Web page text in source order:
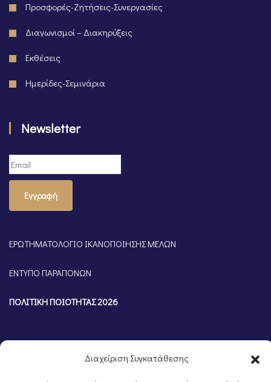
Διαχείριση Συγκατάθεσης
Προσφορές-Ζητήσεις-Συνεργασίες
Διαγωνισμοί – Διακηρύξεις
Εκθέσεις
Ημερίδες-Σεμινάρια
Newsletter
Εγγραφή
ΕΡΩΤΗΜΑΤΟΛΟΓΙΟ ΙΚΑΝΟΠΟΙΗΣΗΣ ΜΕΛΩΝ
ΕΝΤΥΠΟ ΠΑΡΑΠΟΝΩΝ
ΠΟΛΙΤΙΚΗ ΠΟΙΟΤΗΤΑΣ 2026